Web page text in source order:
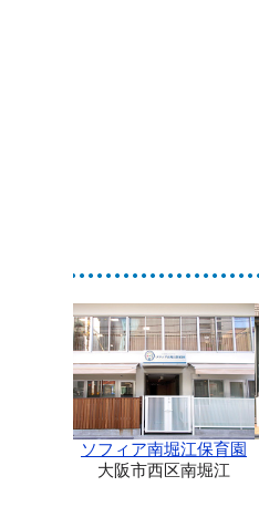
ソフィア南堀江保育園
大阪市西区南堀江